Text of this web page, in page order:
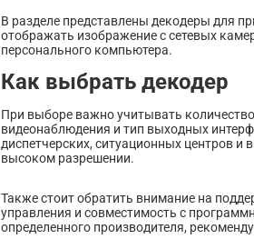
В разделе представлены декодеры для
отображать изображение с сетевых
персонального компьютера.
Как выбрать декодер
При выборе важно учитывать
видеонаблюдения и тип выходных
диспетчерских, ситуационных центров
высоком разрешении.
Также стоит обратить внимание на
управления и совместимость с
определенного производителя,